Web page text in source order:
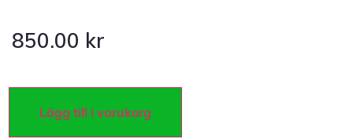
850.00 kr
Lägg till i varukorg